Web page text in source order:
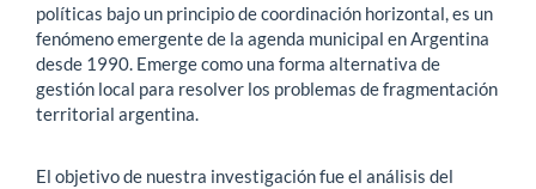
políticas bajo un principio de coordinación horizontal, es un
fenómeno emergente de la agenda municipal en Argentina
desde 1990. Emerge como una forma alternativa de
gestión local para resolver los problemas de fragmentación
territorial argentina.
El objetivo de nuestra investigación fue el análisis del